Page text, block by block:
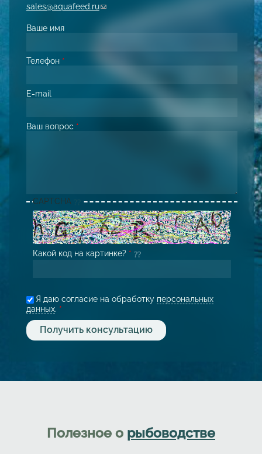
sales@aquafeed.ru(link sends e-mail)
Ваше имя
Телефон *
E-mail
Ваш вопрос *
CAPTCHA
Какой код на картинке? *
Я даю согласие на обработку персональных
данных. *
Полезное о рыбоводстве